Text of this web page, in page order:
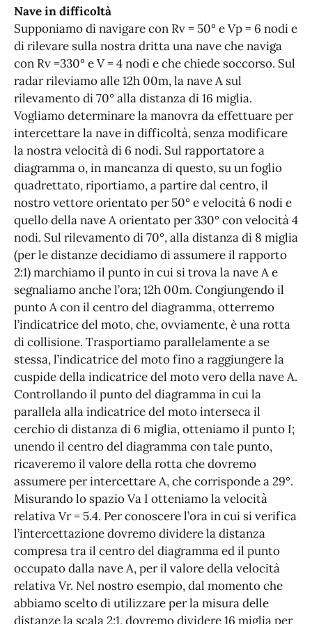
Nave in difficoltà
Supponiamo di navigare con Rv = 50° e Vp = 6 nodi e
di rilevare sulla nostra dritta una nave che naviga
con Rv =330° e V = 4 nodi e che chiede soccorso. Sul
radar rileviamo alle 12h 00m, la nave A sul
rilevamento di 70° alla distanza di 16 miglia.
Vogliamo determinare la manovra da effettuare per
intercettare la nave in difficoltà, senza modificare
la nostra velocità di 6 nodi. Sul rapportatore a
diagramma o, in mancanza di questo, su un foglio
quadrettato, riportiamo, a partire dal centro, il
nostro vettore orientato per 50° e velocità 6 nodi e
quello della nave A orientato per 330° con velocità 4
nodi. Sul rilevamento di 70°, alla distanza di 8 miglia
(per le distanze decidiamo di assumere il rapporto
2:1) marchiamo il punto in cui si trova la nave A e
segnaliamo anche l’ora; 12h 00m. Congiungendo il
punto A con il centro del diagramma, otterremo
l’indicatrice del moto, che, ovviamente, è una rotta
di collisione. Trasportiamo parallelamente a se
stessa, l’indicatrice del moto fino a raggiungere la
cuspide della indicatrice del moto vero della nave A.
Controllando il punto del diagramma in cui la
parallela alla indicatrice del moto interseca il
cerchio di distanza di 6 miglia, otteniamo il punto I;
unendo il centro del diagramma con tale punto,
ricaveremo il valore della rotta che dovremo
assumere per intercettare A, che corrisponde a 29°.
Misurando lo spazio Va I otteniamo la velocità
relativa Vr = 5.4. Per conoscere l’ora in cui si verifica
l’intercettazione dovremo dividere la distanza
compresa tra il centro del diagramma ed il punto
occupato dalla nave A, per il valore della velocità
relativa Vr. Nel nostro esempio, dal momento che
abbiamo scelto di utilizzare per la misura delle
distanze la scala 2:1, dovremo dividere 16 miglia per